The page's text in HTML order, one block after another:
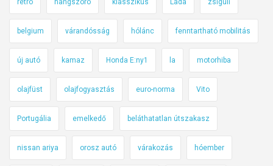
retró hangszóró klasszikus Lada zsiguli
belgium várandósság hólánc fenntartható mobilitás
új autó kamaz Honda E:ny1 la motorhiba
olajfüst olajfogyasztás euro-norma Vito
Portugália emelkedő beláthatatlan útszakasz
nissan ariya orosz autó várakozás hóember